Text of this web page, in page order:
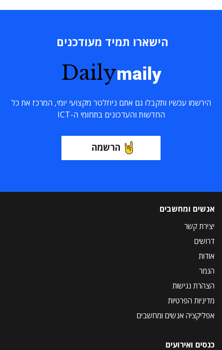
הישארו תמיד מעודכנים
Dailymaily
הירשמו עכשיו ותקבלו גם אתם ניוזלטר מקצועי יומי, המרכז את כל
החדשות והעדכונים בתחומי ה-ICT
הרשמה
אנשים ומחשבים
יצירת קשר
דרושים
אודות
הנמר
הצהרת נגישות
מדיניות הפרטיות
אפליקציה אנשים ומחשבים
כנסים ואירועים